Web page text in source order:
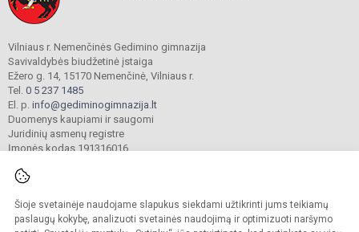
Šioje svetainėje naudojame slapukus siekdami užtikrinti jums teikiamų
paslaugų kokybę, analizuoti svetainės naudojimą ir optimizuoti naršymo
Vilniaus r. Nemenčinės Gedimino gimnazija
Savivaldybės biudžetinė įstaiga
Ežero g. 14, 15170 Nemenčinė, Vilniaus r.
Tel. 0 5 237 1485
El. p. info@gediminogimnazija.lt
Duomenys kaupiami ir saugomi
Juridinių asmenų registre
Įmonės kodas 191316016
© 2025. Vilniaus r. Nemenčinės Gedimino gimnazija. Visos teisės saugomos.
Kopijuoti turinį be raštiško įstaigos administracijos sutikimo griežtai draudžiama.